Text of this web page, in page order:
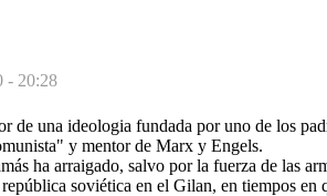
- 20:28
de una ideologia fundada por uno de los
y mentor de Marx y Engels.
ha arraigado, salvo por la fuerza de las
soviética en el Gilan, en tiempos en